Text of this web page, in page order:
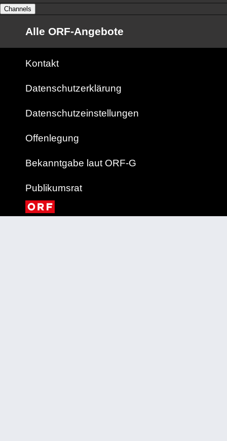
Channels
Alle ORF-Angebote
Kontakt
Datenschutzerklärung
Datenschutzeinstellungen
Offenlegung
Bekanntgabe laut ORF-G
Publikumsrat